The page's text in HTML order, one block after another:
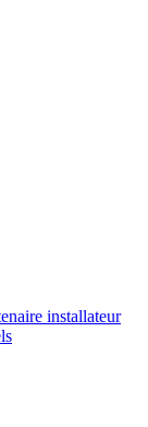
installateur